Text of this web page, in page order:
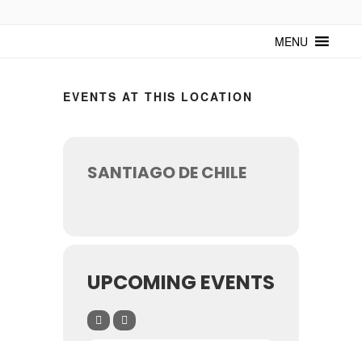
mantenerte actualizado sobre Cuba y sus artistas. Noticias, eventos y
MENU
EVENTS AT THIS LOCATION
SANTIAGO DE CHILE
UPCOMING EVENTS